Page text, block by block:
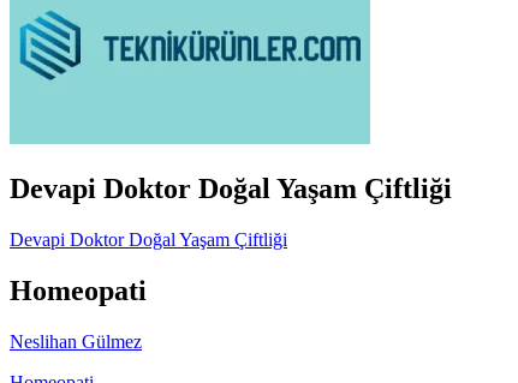
Devapi Doktor Doğal Yaşam Çiftliği
Devapi Doktor Doğal Yaşam Çiftliği
Homeopati
Neslihan Gülmez